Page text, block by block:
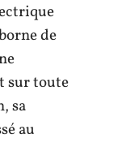
de
sur toute
sa
au